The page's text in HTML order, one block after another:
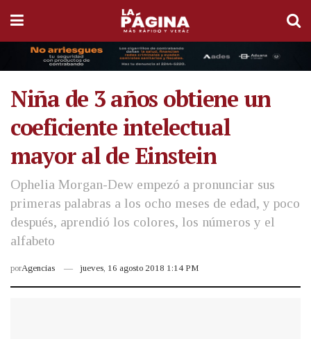
Niña de 3 años obtiene un
coeficiente intelectual
mayor al de Einstein
Ophelia Morgan-Dew empezó a pronunciar sus
primeras palabras a los ocho meses de edad, y poco
después, aprendió los colores, los números y el
alfabeto
porAgencias jueves, 16 agosto 2018 1:14 PM